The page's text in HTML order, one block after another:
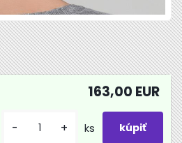
163,00 EUR
- + ks